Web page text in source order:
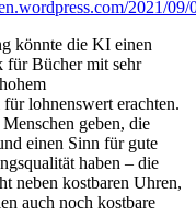
2021/09/
könnte die KI einen
Bücher mit sehr
lohnenswert erachten.
geben, die
einen Sinn für gute
haben – die
neben kostbaren Uhren,
auch noch kostbare